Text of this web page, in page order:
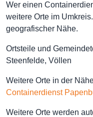
Wer einen
weitere Orte im
geografischer Nähe.
Ortsteile und
Steenfelde, Völlen
Weitere Orte in der
Containerdienst
Weitere Orte werden